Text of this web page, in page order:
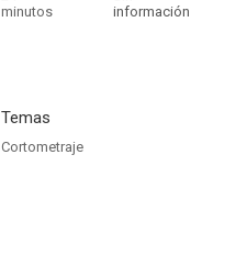
minutos
información
Temas
Cortometraje